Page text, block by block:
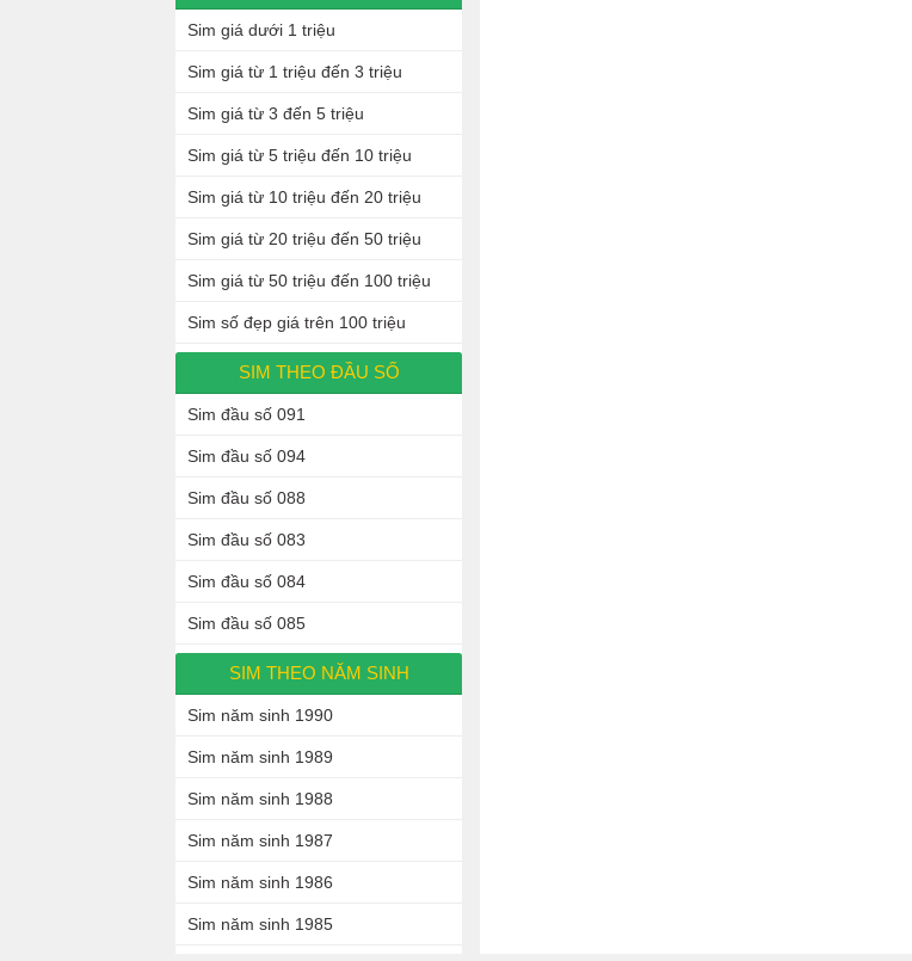
Sim giá dưới 1 triệu
Sim giá từ 1 triệu đến 3 triệu
Sim giá từ 3 đến 5 triệu
Sim giá từ 5 triệu đến 10 triệu
Sim giá từ 10 triệu đến 20 triệu
Sim giá từ 20 triệu đến 50 triệu
Sim giá từ 50 triệu đến 100 triệu
Sim số đẹp giá trên 100 triệu
SIM THEO ĐẦU SỐ
Sim đầu số 091
Sim đầu số 094
Sim đầu số 088
Sim đầu số 083
Sim đầu số 084
Sim đầu số 085
SIM THEO NĂM SINH
Sim năm sinh 1990
Sim năm sinh 1989
Sim năm sinh 1988
Sim năm sinh 1987
Sim năm sinh 1986
Sim năm sinh 1985